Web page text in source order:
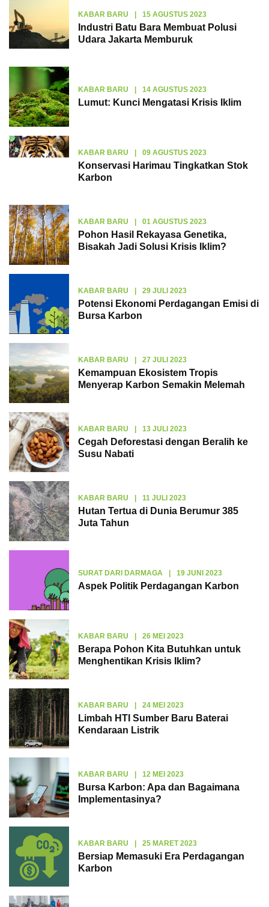
KABAR BARU | 15 AGUSTUS 2023
Industri Batu Bara Membuat Polusi
Udara Jakarta Memburuk
KABAR BARU | 14 AGUSTUS 2023
Lumut: Kunci Mengatasi Krisis Iklim
KABAR BARU | 09 AGUSTUS 2023
Konservasi Harimau Tingkatkan Stok
Karbon
KABAR BARU | 01 AGUSTUS 2023
Pohon Hasil Rekayasa Genetika,
Bisakah Jadi Solusi Krisis Iklim?
KABAR BARU | 29 JULI 2023
Potensi Ekonomi Perdagangan Emisi di
Bursa Karbon
KABAR BARU | 27 JULI 2023
Kemampuan Ekosistem Tropis
Menyerap Karbon Semakin Melemah
KABAR BARU | 13 JULI 2023
Cegah Deforestasi dengan Beralih ke
Susu Nabati
KABAR BARU | 11 JULI 2023
Hutan Tertua di Dunia Berumur 385
Juta Tahun
SURAT DARI DARMAGA | 19 JUNI 2023
Aspek Politik Perdagangan Karbon
KABAR BARU | 26 MEI 2023
Berapa Pohon Kita Butuhkan untuk
Menghentikan Krisis Iklim?
KABAR BARU | 24 MEI 2023
Limbah HTI Sumber Baru Baterai
Kendaraan Listrik
KABAR BARU | 12 MEI 2023
Bursa Karbon: Apa dan Bagaimana
Implementasinya?
KABAR BARU | 25 MARET 2023
Bersiap Memasuki Era Perdagangan
Karbon